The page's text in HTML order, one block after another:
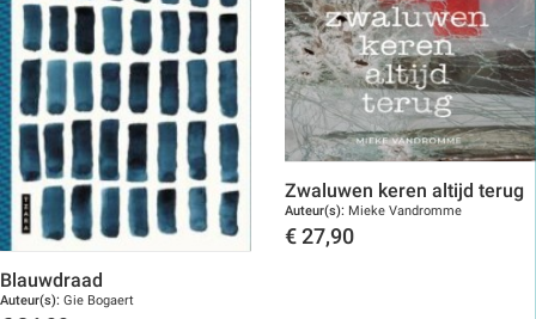
Blauwdraad
Auteur(s): Gie Bogaert
Zwaluwen keren altijd terug
Auteur(s): Mieke Vandromme
€ 27,90